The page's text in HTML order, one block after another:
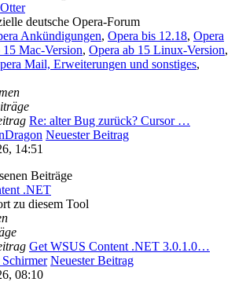
deutsche Opera-Forum
Ankündigungen, Opera bis 12.18, Opera
15 Mac-Version, Opera ab 15 Linux-Version,
Mail, Erweiterungen und sonstiges,
Re: alter Bug zurück? Cursor …
Neuester Beitrag
14:51
.NET
zu diesem Tool
Get WSUS Content .NET 3.0.1.0…
Schirmer Neuester Beitrag
08:10